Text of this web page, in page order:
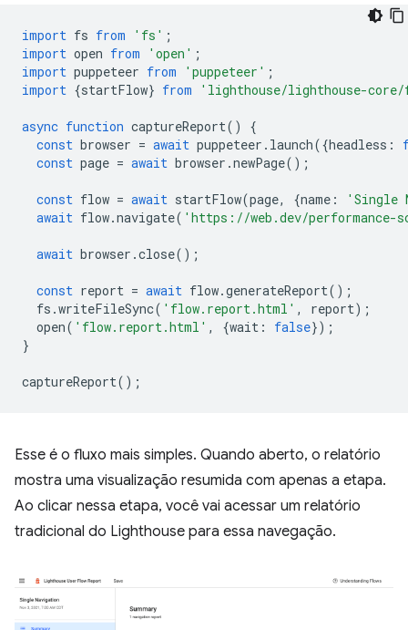
import fs from 'fs' ;
import open from 'open' ;
import puppeteer from 'puppeteer' ;
import {startFlow} from 'lighthouse/lighthouse-
async function captureReport()
{
const browser = await puppeteer . launch({headless :
const page = await browser .newPage();
const flow = await startFlow(page, {name :
'Single
await flow.navigate( 'https://web.dev/performance-
await browser .close();
const report = await flow.generateReport();
fs .writeFileSync( 'flow.report.html' , report);
open( 'flow.report.html' , {wait : false});
}
captureReport();
Esse é o fluxo mais simples. Quando aberto, o relatório
mostra uma visualização resumida com apenas a etapa.
Ao clicar nessa etapa, você vai acessar um relatório
tradicional do Lighthouse para essa navegação.